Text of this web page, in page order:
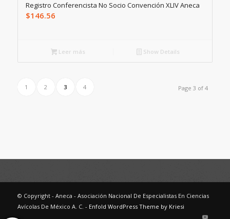
Registro Conferencista No Socio Convención XLIV Aneca
$146.56
Leer más Show Details
Page 3 of 4
1 2 3 4
© Copyright - Aneca - Asociación Nacional De Especialistas En Ciencias
Avícolas De México A. C. - Enfold WordPress Theme by Kriesi